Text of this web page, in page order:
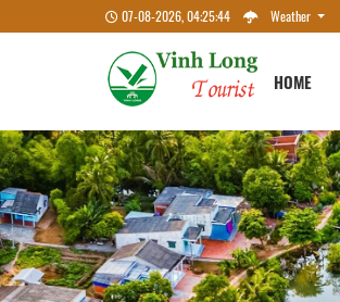
07-08-2026, 04:25:45 Weather
HOME